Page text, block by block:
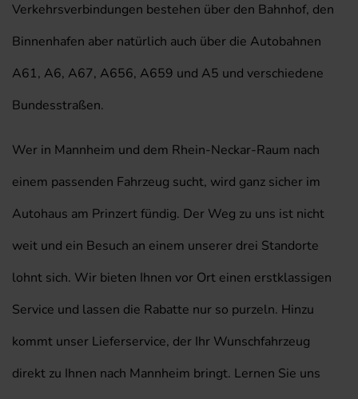
Verkehrsverbindungen bestehen über den Bahnhof, den
Binnenhafen aber natürlich auch über die Autobahnen
A61, A6, A67, A656, A659 und A5 und verschiedene
Bundesstraßen.
Wer in Mannheim und dem Rhein-Neckar-Raum nach
einem passenden Fahrzeug sucht, wird ganz sicher im
Autohaus am Prinzert fündig. Der Weg zu uns ist nicht
weit und ein Besuch an einem unserer drei Standorte
lohnt sich. Wir bieten Ihnen vor Ort einen erstklassigen
Service und lassen die Rabatte nur so purzeln. Hinzu
kommt unser Lieferservice, der Ihr Wunschfahrzeug
direkt zu Ihnen nach Mannheim bringt. Lernen Sie uns